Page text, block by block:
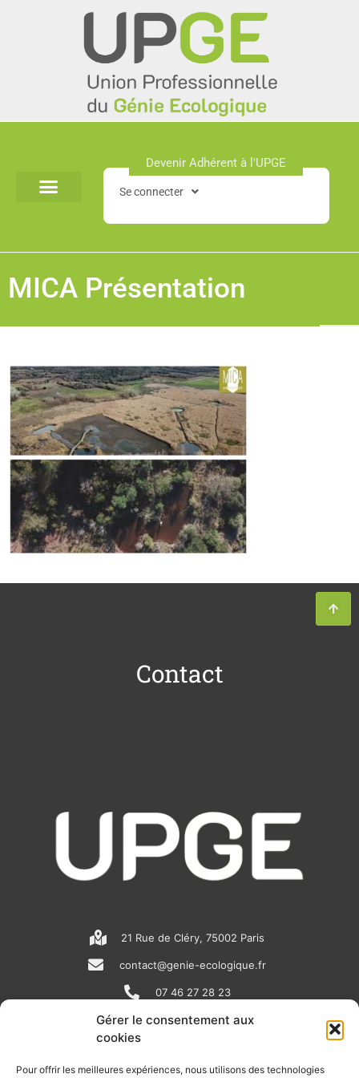
Gérer le consentement aux
cookies
Pour offrir les meilleures expériences, nous utilisons des technologies
Devenir Adhérent à l'UPGE​
Se connecter
MICA Présentation
Contact
21 Rue de Cléry, 75002 Paris
contact@genie-ecologique.fr
07 46 27 28 23
N
e
i
o